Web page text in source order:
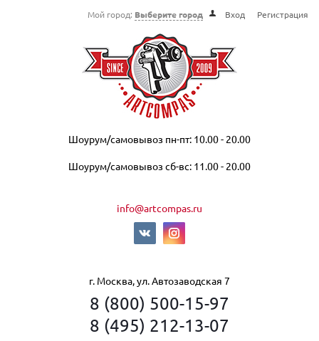
Мой город: Выберите город Вход Регистрация
Шоурум/самовывоз пн-пт: 10.00 - 20.00
Шоурум/самовывоз сб-вс: 11.00 - 20.00
info@artcompas.ru
г. Москва, ул. Автозаводская 7
8 (800) 500-15-97
8 (495) 212-13-07